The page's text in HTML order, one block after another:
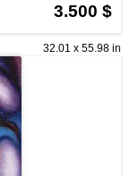
3.500 $
32.01 x 55.98 in